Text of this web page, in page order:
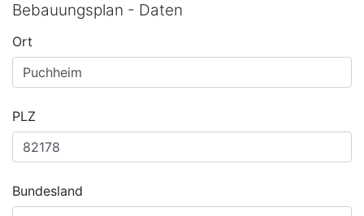
Bebauungsplan - Daten
Ort
PLZ
Bundesland